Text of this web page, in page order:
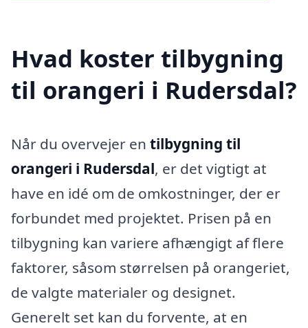
Hvad koster tilbygning
til orangeri i Rudersdal?
Når du overvejer en tilbygning til
orangeri i Rudersdal, er det vigtigt at
have en idé om de omkostninger, der er
forbundet med projektet. Prisen på en
tilbygning kan variere afhængigt af flere
faktorer, såsom størrelsen på orangeriet,
de valgte materialer og designet.
Generelt set kan du forvente, at en